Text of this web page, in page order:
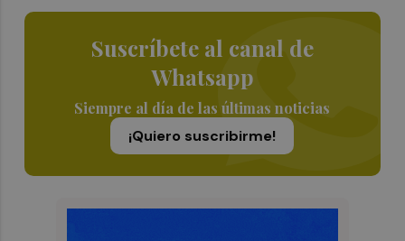
Suscríbete al canal de
Whatsapp
Siempre al día de las últimas noticias
¡Quiero suscribirme!